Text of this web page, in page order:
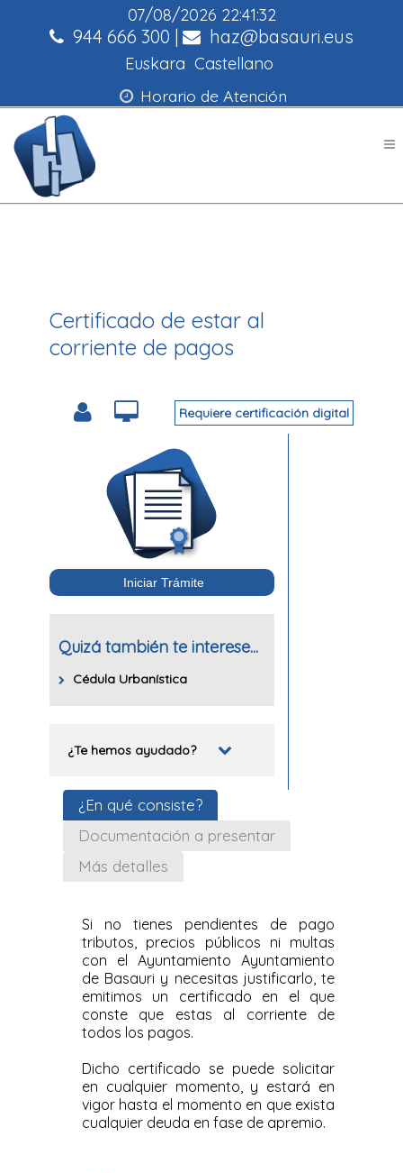
07/08/2026 22:41:32
944 666 300 | haz@basauri.eus
Euskara Castellano
Horario de Atención